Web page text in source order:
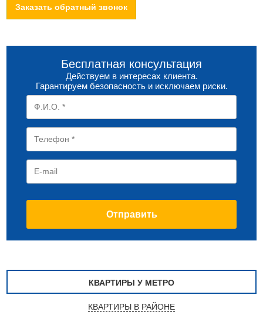
Заказать обратный звонок
Бесплатная консультация
Действуем в интересах клиента.
Гарантируем безопасность и исключаем риски.
КВАРТИРЫ У МЕТРО
КВАРТИРЫ В РАЙОНЕ